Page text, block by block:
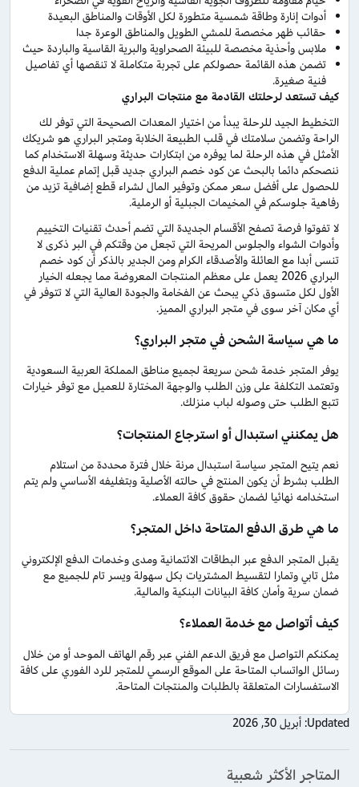
أدوات إنارة وطاقة شمسية متطورة لكل الأوقات والمناطق البعيدة
حقائب ظهر مخصصة للمشي الطويل والمناطق الوعرة جدا
ملابس وأحذية مخصصة للبيئة الصحراوية والبرية القاسية والباردة حيث
تضمن هذه القائمة حصولكم على تجربة متكاملة لا تنقصها أي تفاصيل
فنية صغيرة.
كيف تستعد لرحلتك القادمة مع منتجات البراري
التخطيط الجيد للرحلة يبدأ من اختيار المعدات الصحيحة التي توفر لك
الراحة وتضمن سلامتك في قلب الطبيعة الخلابة ومتجر البراري هو شريكك
الأمثل في هذه الرحلة لما يوفره من ابتكارات حديثة وسهلة الاستخدام كما
ننصحكم دائما بالبحث عن كود خصم البراري جديد قبل إتمام عملية الدفع
للحصول على أفضل سعر ممكن وتوفير المال لشراء قطع إضافية تزيد من
رفاهية جلوسكم في المخيمات الجبلية أو الرملية.
لا تفوتوا فرصة تصفح الأقسام الجديدة التي تضم أحدث تقنيات التخييم
وأدوات الشواء والجلوس المريحة التي تجعل من وقتكم في البر ذكرى لا
تنسى أبدا مع العائلة والأصدقاء الكرام ومن الجدير بالذكر أن كود خصم
البراري 2026 يعمل على معظم المنتجات المعروضة مما يجعله الخيار
الأول لكل متسوق ذكي يبحث عن الفخامة والجودة العالية التي لا تتوفر في
أي مكان آخر سوى في متجر البراري المميز.
ما هي سياسة الشحن في متجر البراري؟
يوفر المتجر خدمة شحن سريعة لجميع مناطق المملكة العربية السعودية
وتعتمد التكلفة على وزن الطلب والوجهة المختارة للعميل مع توفر خيارات
تتبع الطلب حتى وصوله لباب منزلك.
هل يمكنني استبدال أو استرجاع المنتجات؟
نعم يتيح المتجر سياسة استبدال مرنة خلال فترة محددة من استلام
الطلب بشرط أن يكون المنتج في حالته الأصلية وبتغليفه الأساسي ولم يتم
استخدامه نهائيا لضمان حقوق كافة العملاء.
ما هي طرق الدفع المتاحة داخل المتجر؟
يقبل المتجر الدفع عبر البطاقات الائتمانية ومدى وخدمات الدفع الإلكتروني
مثل تابي وتمارا لتقسيط المشتريات بكل سهولة ويسر تام للجميع مع
ضمان سرية وأمان كافة البيانات البنكية والمالية.
كيف أتواصل مع خدمة العملاء؟
يمكنكم التواصل مع فريق الدعم الفني عبر رقم الهاتف الموحد أو من خلال
رسائل الواتساب المتاحة على الموقع الرسمي للمتجر للرد الفوري على كافة
الاستفسارات المتعلقة بالطلبات والمنتجات المتاحة.
Updated: أبريل 30, 2026
المتاجر الأكثر شعبية